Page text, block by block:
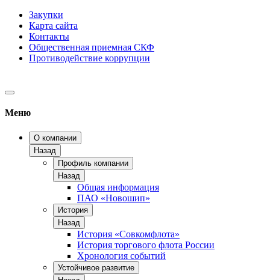
Закупки
Карта сайта
Контакты
Общественная приемная СКФ
Противодействие коррупции
Меню
О компании
Назад
Профиль компании
Назад
Общая информация
ПАО «Новошип»
История
Назад
История «Совкомфлота»
История торгового флота России
Хронология событий
Устойчивое развитие